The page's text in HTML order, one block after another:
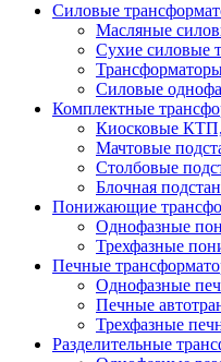
Силовые
Масляные
Сухие силовые
Силовые
Комплектные
Киосковые
Мачтовые
Столбовые
Блочная
Понижающие
Однофазные
Трехфазные
Печные
Однофазные
Печные
Трехфазные
Разделительные